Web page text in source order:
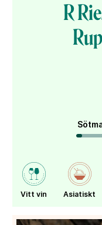
R
Vitt vin Asiatiskt